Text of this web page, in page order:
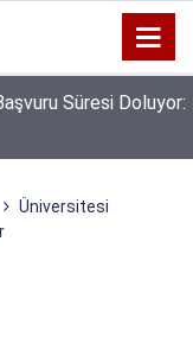
Süresi Doluyor:
Üniversitesi